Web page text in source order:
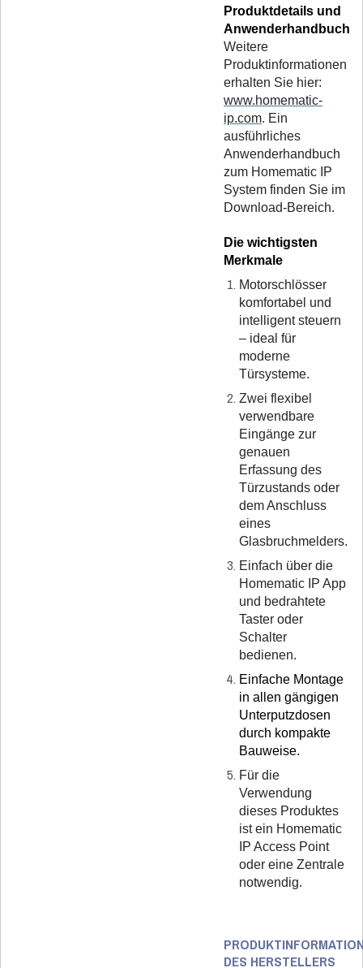
Produktdetails und
Anwenderhandbuch
Weitere
Produktinformationen
erhalten Sie hier:
www.homematic-
ip.com. Ein
ausführliches
Anwenderhandbuch
zum Homematic IP
System finden Sie im
Download-Bereich.
Die wichtigsten
Merkmale
Motorschlösser
komfortabel und
intelligent steuern
– ideal für
moderne
Türsysteme.
Zwei flexibel
verwendbare
Eingänge zur
genauen
Erfassung des
Türzustands oder
dem Anschluss
eines
Glasbruchmelders.
Einfach über die
Homematic IP App
und bedrahtete
Taster oder
Schalter
bedienen.
Einfache Montage
in allen gängigen
Unterputzdosen
durch kompakte
Bauweise.
Für die
Verwendung
dieses Produktes
ist ein Homematic
IP Access Point
oder eine Zentrale
notwendig.
DES HERSTELLERS